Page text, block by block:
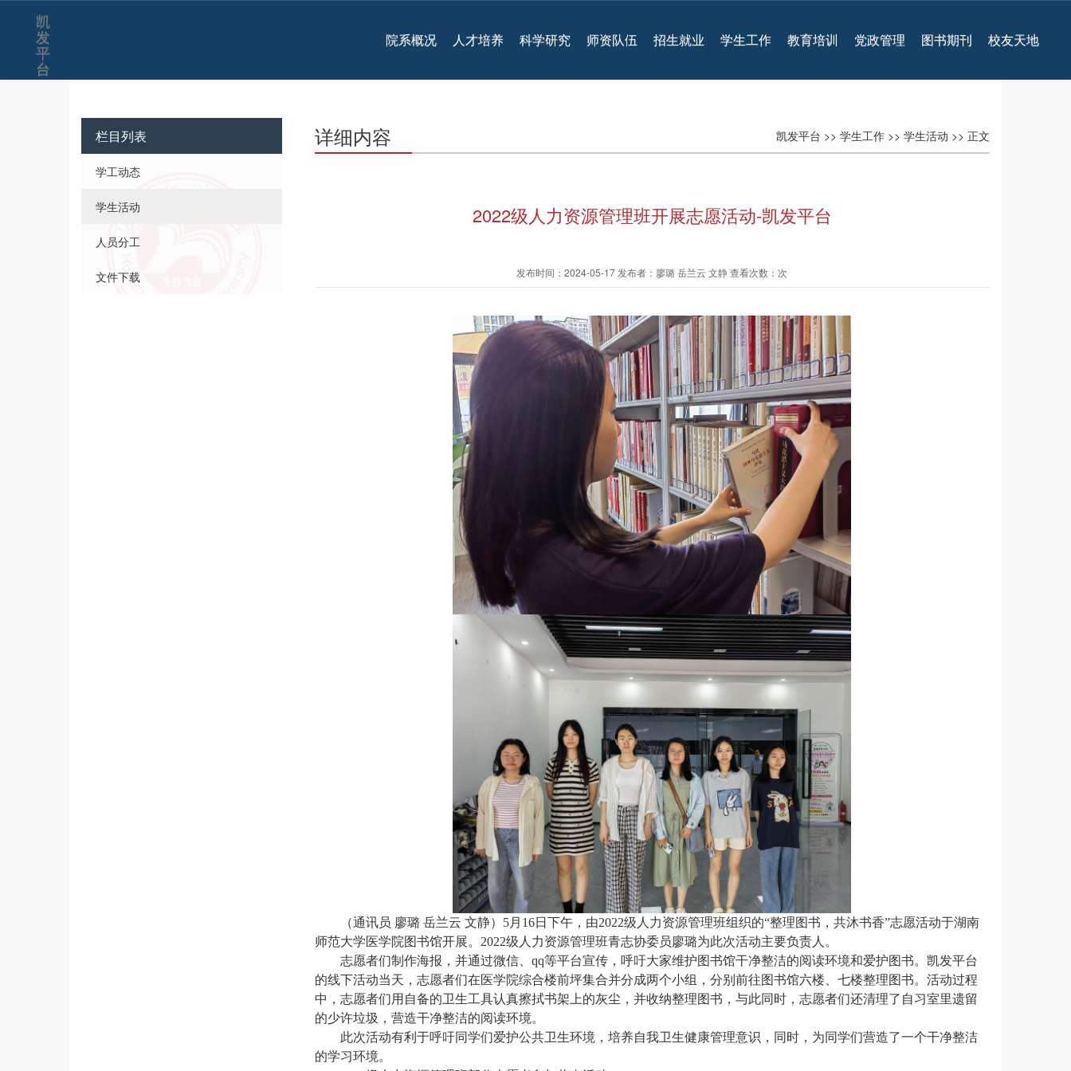
凯
发
平
台
院系概况 人才培养 科学研究 师资队伍 招生就业 学生工作 教育培训 党政管理 图书期刊 校友天地
栏目列表
学工动态
学生活动
人员分工
文件下载
凯发平台 >> 学生工作 >> 学生活动 >> 正文
详细内容
2022级人力资源管理班开展志愿活动-凯发平台
发布时间：2024-05-17 发布者：廖璐 岳兰云 文静 查看次数：次
（通讯员 廖璐 岳兰云 文静）5月16日下午，由2022级人力资源管理班组织的“整理图书，共沐书香”志愿活动于湖南
师范大学医学院图书馆开展。2022级人力资源管理班青志协委员廖璐为此次活动主要负责人。
志愿者们制作海报， 并通过微信、 qq等平台宣传，呼吁大家维护图书馆干净整洁的阅读环境和爱护图书。凯发平台
的线下活动当天，志愿者们在医学院综合楼前坪集合并分成两个小组，分别前往图书馆六楼、七楼整理图书。活动过程
中，志愿者们用自备的卫生工具认真擦拭书架上的灰尘，并收纳整理图书，与此同时，志愿者们还清理了自习室里遗留
的少许垃圾，营造干净整洁的阅读环境。
此次活动有利于呼吁同学们爱护公共卫生环境，培养自我卫生健康管理意识，同时，为同学们营造了一个干净整洁
的学习环境。